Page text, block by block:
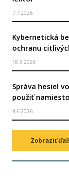
7.7.2026
Kybernetická
ochranu
18.6.2026
Správa hesiel
použiť
4.6.2026
Zobraziť